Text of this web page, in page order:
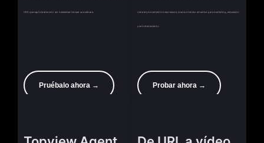
UGC que capte la atención sin necesidad de usar una cámara.
Pruébalo ahora →
natural y movimientos expresivos, crea contenido atractivo para marketing, educación
y entretenimiento.
Probar ahora →